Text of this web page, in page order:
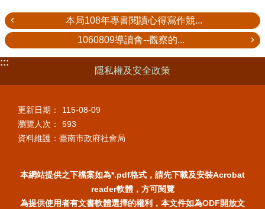
本局108年專書閱讀心得寫作競...
1060809導讀會--觀察的...
:::
隱私權及安全政策
更新日期：
115-08-09
瀏覽人次：
593
資料維護：臺南市政府社會局
本網站提供之下檔案如為*.pdf格式，請先下載及安裝Acrobat
reader軟體，方可閱覽
為提供使用者有文書軟體選擇的權利，本文件如為ODF開放文